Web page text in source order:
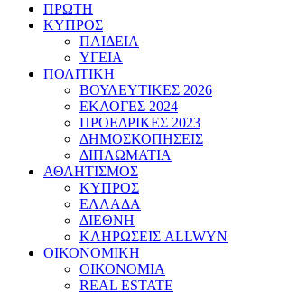
ΠΡΩΤΗ
ΚΥΠΡΟΣ
ΠΑΙΔΕΙΑ
ΥΓΕΙΑ
ΠΟΛΙΤΙΚΗ
ΒΟΥΛΕΥΤΙΚΕΣ 2026
ΕΚΛΟΓΕΣ 2024
ΠΡΟΕΔΡΙΚΕΣ 2023
ΔΗΜΟΣΚΟΠΗΣΕΙΣ
ΔΙΠΛΩΜΑΤΙΑ
ΑΘΛΗΤΙΣΜΟΣ
ΚΥΠΡΟΣ
ΕΛΛΑΔΑ
ΔΙΕΘΝΗ
ΚΛΗΡΩΣΕΙΣ ALLWYN
ΟΙΚΟΝΟΜΙΚΗ
ΟΙΚΟΝΟΜΙΑ
REAL ESTATE